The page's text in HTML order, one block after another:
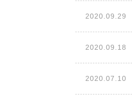
2020.09.29
2020.09.18
2020.07.10